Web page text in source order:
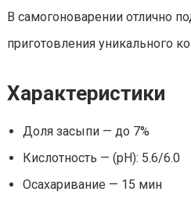
В самогоноварении отлично
приготовления уникального
Характеристики
Доля засыпи — до 7%
Кислотность — (pH): 5.6/6.0
Осахаривание — 15 мин